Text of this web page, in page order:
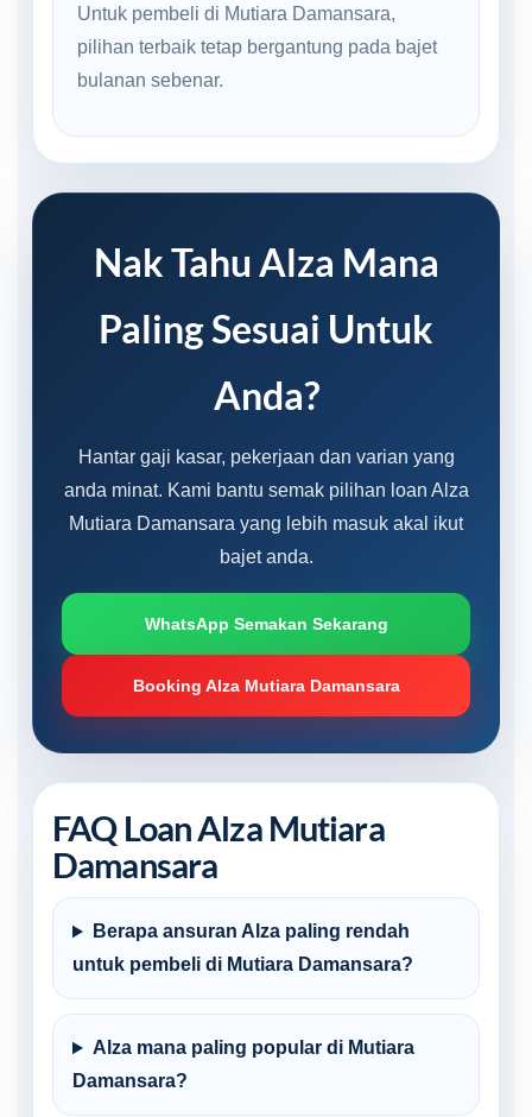
Untuk pembeli di Mutiara Damansara,
pilihan terbaik tetap bergantung pada bajet
bulanan sebenar.
Nak Tahu Alza Mana
Paling Sesuai Untuk
Anda?
Hantar gaji kasar, pekerjaan dan varian yang
anda minat. Kami bantu semak pilihan loan Alza
Mutiara Damansara yang lebih masuk akal ikut
bajet anda.
WhatsApp Semakan Sekarang
Booking Alza Mutiara Damansara
FAQ Loan Alza Mutiara
Damansara
Berapa ansuran Alza paling rendah
untuk pembeli di Mutiara Damansara?
Alza mana paling popular di Mutiara
Damansara?